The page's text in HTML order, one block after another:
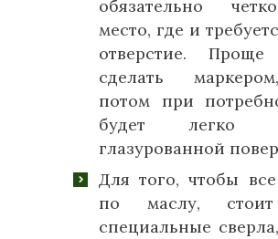
обязательно
место, где и
отверстие.
сделать
потом при
будет легко
глазурованной
Для того, чтобы
по маслу, стоит
специальные